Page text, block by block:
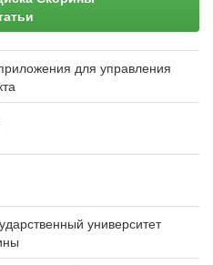
для управления
университет